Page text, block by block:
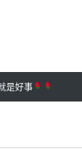
是好事